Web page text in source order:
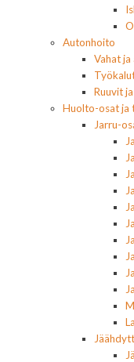
Autonhoito
Vahat
Ruuvit
Huolto-osat ja
Jarru-